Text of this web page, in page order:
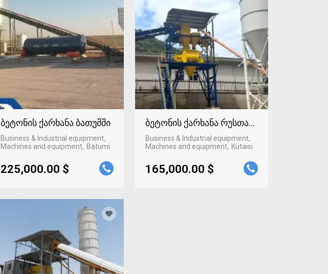
ბეტონის ქარხანა ბათუმში
Business & Industrial equipment,
Machines and equipment
Batumi
225,000.00 $
ბეტონის ქარხანა რუსთავში
Business & Industrial equipment,
Machines and equipment
Kutaisi
165,000.00 $